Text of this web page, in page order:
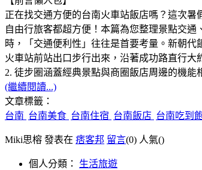
正在找交通方便的台南火車站飯店嗎？這次
自由行旅客都超方便！本篇為您整理景點交
時，「交通便利性」往往是首要考量。新朝
火車站前站出口步行出來，沿著成功路直行
2. 徒步圈涵蓋經典景點與商圈​飯店周邊的機
(繼續閱讀...)
文章標籤：
台南 台南美食 台南住宿 台南飯店 台南吃到
Miki思榕 發表在 痞客邦 留言(0) 人氣()
個人分類： 生活旅遊